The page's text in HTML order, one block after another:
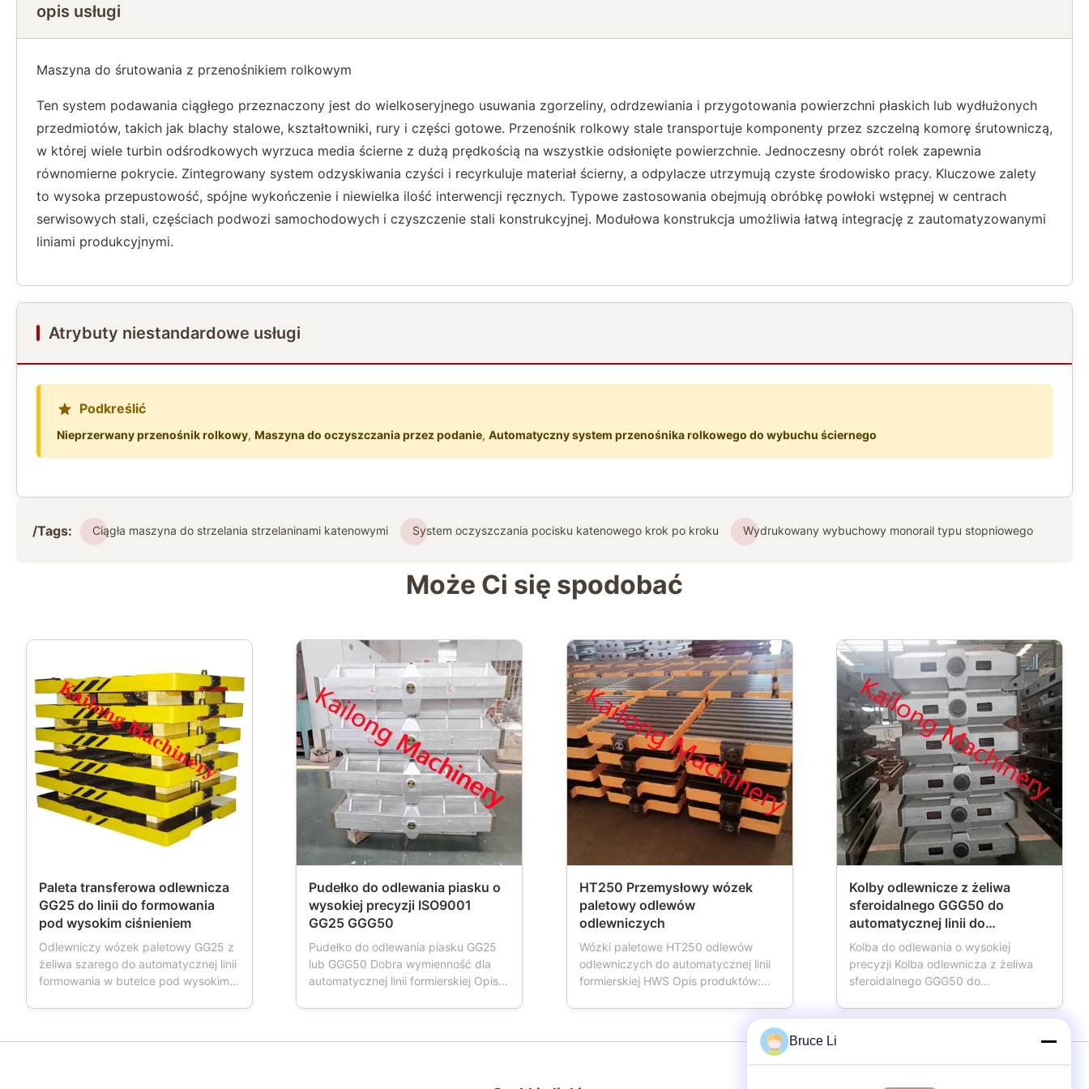
opis usługi
Maszyna do śrutowania z przenośnikiem rolkowym
Ten system podawania ciągłego przeznaczony jest do wielkoseryjnego usuwania zgorzeliny, odrdzewiania i przygotowania powierzchni płaskich lub wydłużonych
przedmiotów, takich jak blachy stalowe, kształtowniki, rury i części gotowe. Przenośnik rolkowy stale transportuje komponenty przez szczelną komorę śrutowniczą,
w której wiele turbin odśrodkowych wyrzuca media ścierne z dużą prędkością na wszystkie odsłonięte powierzchnie. Jednoczesny obrót rolek zapewnia
równomierne pokrycie. Zintegrowany system odzyskiwania czyści i recyrkuluje materiał ścierny, a odpylacze utrzymują czyste środowisko pracy. Kluczowe zalety
to wysoka przepustowość, spójne wykończenie i niewielka ilość interwencji ręcznych. Typowe zastosowania obejmują obróbkę powłoki wstępnej w centrach
serwisowych stali, częściach podwozi samochodowych i czyszczenie stali konstrukcyjnej. Modułowa konstrukcja umożliwia łatwą integrację z zautomatyzowanymi
liniami produkcyjnymi.
Atrybuty niestandardowe usługi
Podkreślić
Nieprzerwany przenośnik rolkowy, Maszyna do oczyszczania przez podanie, Automatyczny system przenośnika rolkowego do wybuchu ściernego
/Tags: Ciągła maszyna do strzelania strzelaninami katenowymi System oczyszczania pocisku katenowego krok po kroku Wydrukowany wybuchowy monorail typu stopniowego
Może Ci się spodobać
Paleta transferowa odlewnicza
GG25 do linii do formowania
pod wysokim ciśnieniem
Odlewniczy wózek paletowy GG25 z
żeliwa szarego do automatycznej linii
formowania w butelce pod wysokim
Pudełko do odlewania piasku o
wysokiej precyzji ISO9001
GG25 GGG50
Pudełko do odlewania piasku GG25
lub GGG50 Dobra wymienność dla
automatycznej linii formierskiej Opis
HT250 Przemysłowy wózek
paletowy odlewów
odlewniczych
Wózki paletowe HT250 odlewów
odlewniczych do automatycznej linii
formierskiej HWS Opis produktów:
które napędzają transport pudła
Kolby odlewnicze z żeliwa
sferoidalnego GGG50 do
automatycznej linii do
formowania HWS
Kolba do odlewania o wysokiej
precyzji Kolba odlewnicza z żeliwa
sferoidalnego GGG50 do
piaskownicą, która jest ważnym
Bruce Li